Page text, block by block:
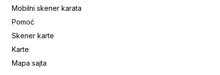
Mobilni skener karata
Pomoć
Skener karte
Karte
Mapa sajta